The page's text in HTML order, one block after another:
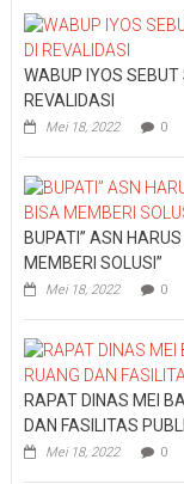
WABUP IYOS SEBUT
REVALIDASI
Mei 18, 2022 0
BUPATI” ASN
MEMBERI SOLUSI”
Mei 18, 2022 0
RAPAT DINAS MEI
DAN FASILITAS
Mei 18, 2022 0